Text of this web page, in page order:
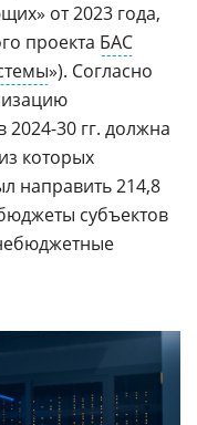
от 2023 года,
проекта БАС
»). Согласно
30 гг. должна
которых
направить 214,8
субъектов